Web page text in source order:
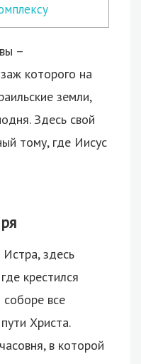
–
которого на
земли,
Здесь свой
тому, где Иисус
Истра, здесь
крестился
все
Христа.
в которой